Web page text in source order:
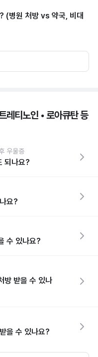
(병원 처방 vs 약국, 비대
레티노인 • 로아큐탄 등
우울증
되나요?
요?
수 있나요?
방 받을 수 있나
을 수 있나요?